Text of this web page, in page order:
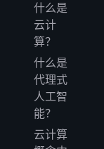
什么是
云计
算？
什么是
代理式
人工智
能？
云计算